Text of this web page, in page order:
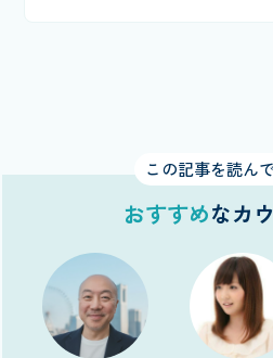
この記事を読ん
おすすめなカ